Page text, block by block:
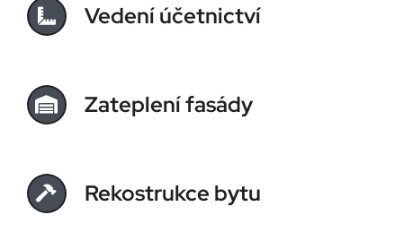
Vedení účetnictví
Zateplení fasády
Rekostrukce bytu